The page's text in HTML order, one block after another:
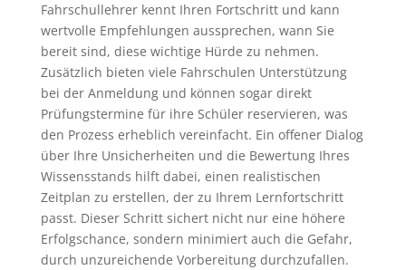
Fahrschullehrer kennt Ihren Fortschritt und kann
wertvolle Empfehlungen aussprechen, wann Sie
bereit sind, diese wichtige Hürde zu nehmen.
Zusätzlich bieten viele Fahrschulen Unterstützung
bei der Anmeldung und können sogar direkt
Prüfungstermine für ihre Schüler reservieren, was
den Prozess erheblich vereinfacht. Ein offener Dialog
über Ihre Unsicherheiten und die Bewertung Ihres
Wissensstands hilft dabei, einen realistischen
Zeitplan zu erstellen, der zu Ihrem Lernfortschritt
passt. Dieser Schritt sichert nicht nur eine höhere
Erfolgschance, sondern minimiert auch die Gefahr,
durch unzureichende Vorbereitung durchzufallen.